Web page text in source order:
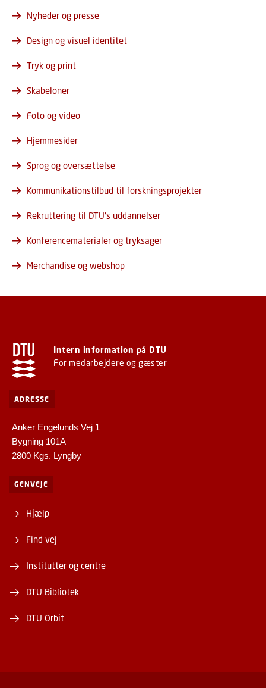
Nyheder og presse
Design og visuel identitet
Tryk og print
Skabeloner
Foto og video
Hjemmesider
Sprog og oversættelse
Kommunikationstilbud til forskningsprojekter
Rekruttering til DTU's uddannelser
Konferencematerialer og tryksager
Merchandise og webshop
Intern information på DTU
For medarbejdere og gæster
ADRESSE
Anker Engelunds Vej 1
Bygning 101A
2800 Kgs. Lyngby
GENVEJE
Hjælp
Find vej
Institutter og centre
DTU Bibliotek
DTU Orbit